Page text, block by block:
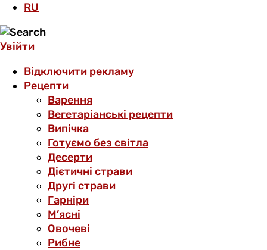
RU
Увійти
Відключити рекламу
Рецепти
Варення
Вегетаріанські рецепти
Випічка
Готуємо без світла
Десерти
Дієтичні страви
Другі страви
Гарніри
М’ясні
Овочеві
Рибне